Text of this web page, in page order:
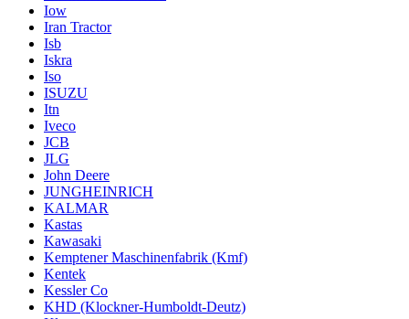
Iow
Iran Tractor
Isb
Iskra
Iso
ISUZU
Itn
Iveco
JCB
JLG
John Deere
JUNGHEINRICH
KALMAR
Kastas
Kawasaki
Kemptener Maschinenfabrik (Kmf)
Kentek
Kessler Co
KHD (Klockner-Humboldt-Deutz)